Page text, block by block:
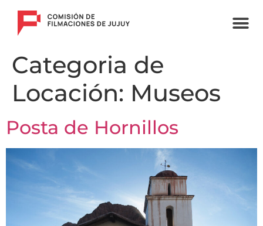
Categoria de
Locación: Museos
Posta de Hornillos